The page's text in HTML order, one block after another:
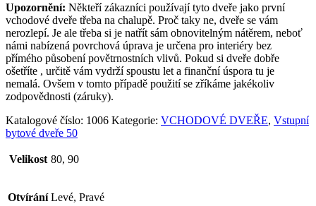
Upozornění: Někteří zákazníci používají tyto dveře jako první
vchodové dveře třeba na chalupě. Proč taky ne, dveře se vám
nerozlepí. Je ale třeba si je natřít sám obnovitelným nátěrem, neboť
námi nabízená povrchová úprava je určena pro interiéry bez
přímého působení povětrnostních vlivů. Pokud si dveře dobře
ošetříte , určitě vám vydrží spoustu let a finanční úspora tu je
nemalá. Ovšem v tomto případě použití se zříkáme jakékoliv
zodpovědnosti (záruky).
Katalogové číslo: 1006 Kategorie: VCHODOVÉ DVEŘE, Vstupní
bytové dveře 50
Velikost 80, 90
Otvírání Levé, Pravé